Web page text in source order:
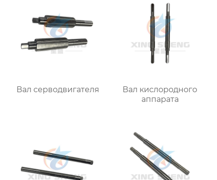
Вал серводвигателя
Вал кислородного
аппарата